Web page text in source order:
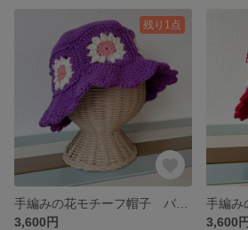
残り1点
3,600円
3,600円